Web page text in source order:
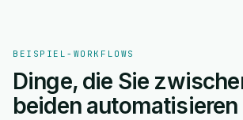
BEISPIEL-WORKFLOWS
Dinge, die Sie
beiden automatisieren